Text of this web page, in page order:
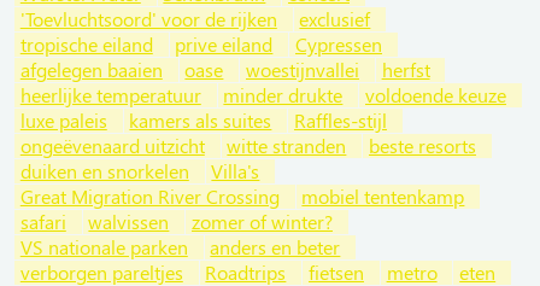
'Toevluchtsoord' voor de rijken
exclusief
tropische eiland
prive eiland
Cypressen
afgelegen baaien
oase woestijnvallei
herfst
heerlijke temperatuur
minder drukte
voldoende keuze
luxe paleis
kamers als suites
Raffles-stijl
ongeëvenaard uitzicht
witte stranden
beste resorts
duiken en snorkelen
Villa's
Great Migration River Crossing
mobiel tentenkamp
safari
walvissen
zomer of winter?
VS nationale parken
anders en beter
verborgen pareltjes
Roadtrips fietsen metro
eten